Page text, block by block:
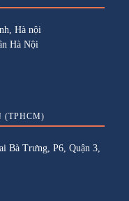
Hà nội
Hà Nội
(TPHCM)
Bà Trưng, P6, Quận 3,